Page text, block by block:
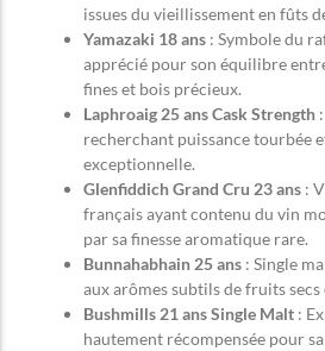
issues du vieillissement en fûts
Yamazaki 18 ans : Symbole du
apprécié pour son équilibre
fines et bois précieux.
Laphroaig 25 ans Cask Strength
recherchant puissance tourbée
exceptionnelle.
Glenfiddich Grand Cru 23 ans :
français ayant contenu du vin
par sa finesse aromatique rare.
Bunnahabhain 25 ans : Single
aux arômes subtils de fruits secs
Bushmills 21 ans Single Malt :
hautement récompensée pour